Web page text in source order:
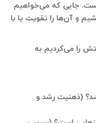
جایی که می‌خواهیم
و آن‌ها را تقویت یا با
را می‌کردیم به
(ذهنیت رشد و